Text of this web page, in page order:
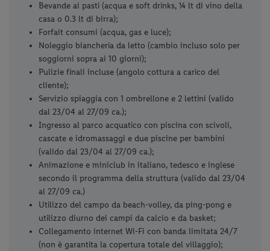
Bevande ai pasti (acqua e soft drinks, ¼ lt di vino della
casa o 0.3 lt di birra);
Forfait consumi (acqua, gas e luce);
Noleggio biancheria da letto (cambio incluso solo per
soggiorni sopra ai 10 giorni);
Pulizie finali incluse (angolo cottura a carico del
cliente);
Servizio spiaggia con 1 ombrellone e 2 lettini (valido
dal 23/04 al 27/09 ca.);
Ingresso al parco acquatico con piscina con scivoli,
cascate e idromassaggi e due piscine per bambini
(valido dal 23/04 al 27/09 ca.);
Animazione e miniclub in italiano, tedesco e inglese
secondo il programma della struttura (valido dal 23/04
al 27/09 ca.)
Utilizzo del campo da beach-volley, da ping-pong e
utilizzo diurno dei campi da calcio e da basket;
Collegamento internet Wi-Fi con banda limitata 24/7
(non è garantita la copertura totale del villaggio);